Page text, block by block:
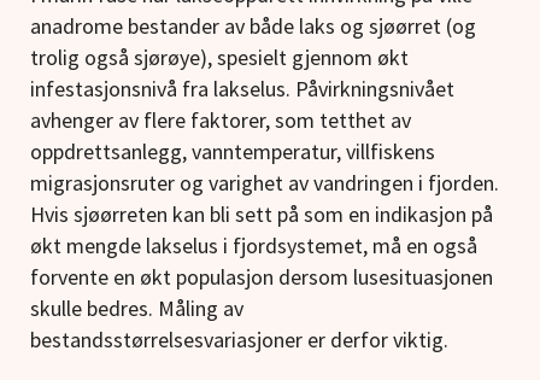
anadrome bestander av både laks og sjøørret (og
trolig også sjørøye), spesielt gjennom økt
infestasjonsnivå fra lakselus. Påvirkningsnivået
avhenger av flere faktorer, som tetthet av
oppdrettsanlegg, vanntemperatur, villfiskens
migrasjonsruter og varighet av vandringen i fjorden.
Hvis sjøørreten kan bli sett på som en indikasjon på
økt mengde lakselus i fjordsystemet, må en også
forvente en økt populasjon dersom lusesituasjonen
skulle bedres. Måling av
bestandsstørrelsesvariasjoner er derfor viktig.